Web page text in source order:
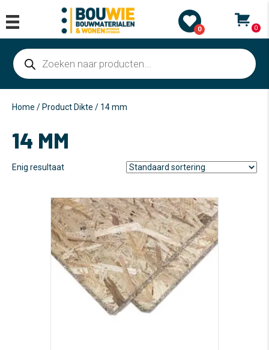
0 0
Producten
zoeken
Home / Product Dikte / 14 mm
14 MM
Enig resultaat